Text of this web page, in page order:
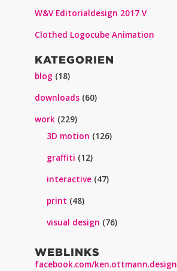
W&V Editorialdesign 2017 V
Clothed Logocube Animation
KATEGORIEN
blog (18)
downloads (60)
work (229)
3D motion (126)
graffiti (12)
interactive (47)
print (48)
visual design (76)
WEBLINKS
facebook.com/ken.ottmann.design